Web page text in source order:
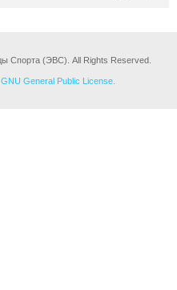
Спорта (ЭВС). All Rights Reserved.
GNU General Public License.